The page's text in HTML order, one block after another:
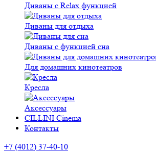
Диваны с Relax функцией
Диваны для отдыха
Диваны с функцией сна
Для домашних кинотеатров
Кресла
Аксессуары
CILLINI Cinema
Контакты
+7 (4012) 37-40-10